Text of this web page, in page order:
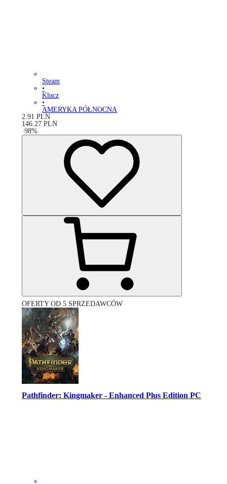
Steam
•
Klucz
•
AMERYKA PÓŁNOCNA
2.91 PLN
146.27 PLN
-98%
OFERTY OD 5 SPRZEDAWCÓW
Pathfinder: Kingmaker - Enhanced Plus Edition PC